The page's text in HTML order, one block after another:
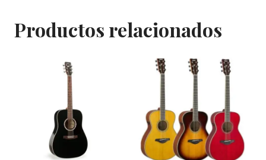
Productos relacionados